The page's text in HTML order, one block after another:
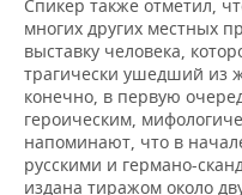
Спикер также отметил,
многих других местных
выставку человека,
трагически ушедший из
конечно, в первую
героическим,
напоминают, что в
русскими и германо-
издана тиражом около